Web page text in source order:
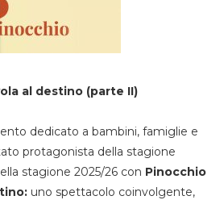
al destino (parte II)
dedicato a bambini, famiglie e
protagonista della stagione
stagione 2025/26 con Pinocchio
uno spettacolo coinvolgente,